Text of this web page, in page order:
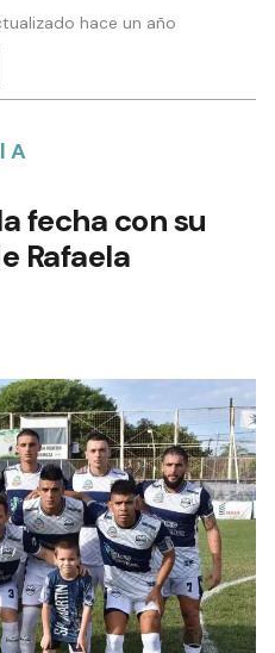
hace un año
A
fecha con su
Rafaela